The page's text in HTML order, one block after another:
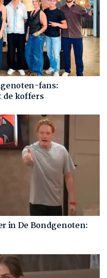
fans:
de koffers
in De Bondgenoten: